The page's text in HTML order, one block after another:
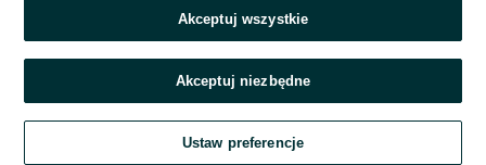
Akceptuj wszystkie
Akceptuj niezbędne
Ustaw preferencje